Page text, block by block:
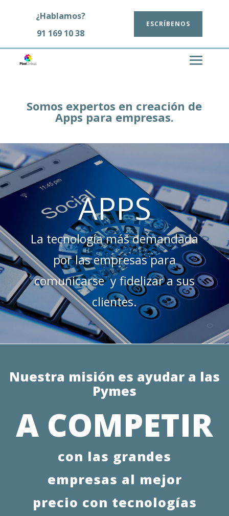
¿Hablamos?
91 169 10 38
ESCRÍBENOS
Somos expertos en creación de
Apps para empresas.
APPS
La tecnología más demandada
por las empresas para
comunicarse y fidelizar a sus
clientes.
Nuestra misión es ayudar a las
Pymes
A COMPETIR
con las grandes
empresas al mejor
precio con tecnologías